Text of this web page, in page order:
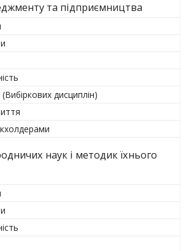
та підприємництва
(Вибіркових дисциплін)
наук і методик їхнього